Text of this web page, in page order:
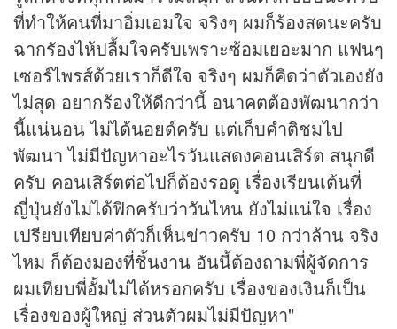
ที่ทำให้คนที่มาอิ่มเอมใจ จริงๆ ผมก็ร้องสดนะครับ
ฉากรัองไห้ปลื้มใจครับเพราะซ้อมเยอะมาก แฟนๆ
เซอร์ไพรส์ด้วยเราก็ดีใจ จริงๆ ผมก็คิดว่าตัวเองยัง
ไม่สุด อยากร้องให้ดีกว่านี้ อนาคตต้องพัฒนากว่า
นี้แน่นอน ไม่ได้นอยด์ครับ แต่เก็บคำติชมไป
พัฒนา ไม่มีปัญหาอะไรวันแสดงคอนเสิร์ต สนุกดี
ครับ คอนเสิร์ตต่อไปก็ต้องรอดู เรื่องเรียนเต้นที่
ญี่ปุ่นยังไม่ได้ฟิกครับว่าวันไหน ยังไม่แน่ใจ เรื่อง
เปรียบเทียบค่าตัวก็เห็นข่าวครับ 10 กว่าล้าน จริง
ไหม ก็ต้องมองที่ชิ้นงาน อันนี้ต้องถามพี่ผู้จัดการ
ผมเทียบพี่อั้มไม่ได้หรอกครับ เรื่องของเงินก็เป็น
เรื่องของผู้ใหญ่ ส่วนตัวผมไม่มีปัญหา"